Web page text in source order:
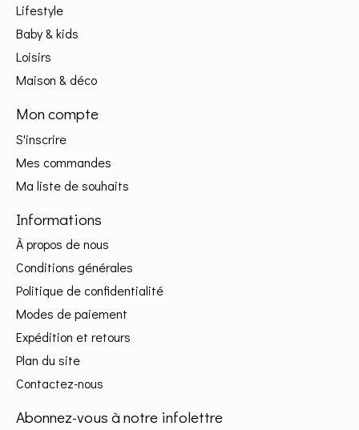
Lifestyle
Baby & kids
Loisirs
Maison & déco
Mon compte
S'inscrire
Mes commandes
Ma liste de souhaits
Informations
À propos de nous
Conditions générales
Politique de confidentialité
Modes de paiement
Expédition et retours
Plan du site
Contactez-nous
Abonnez-vous à notre infolettre